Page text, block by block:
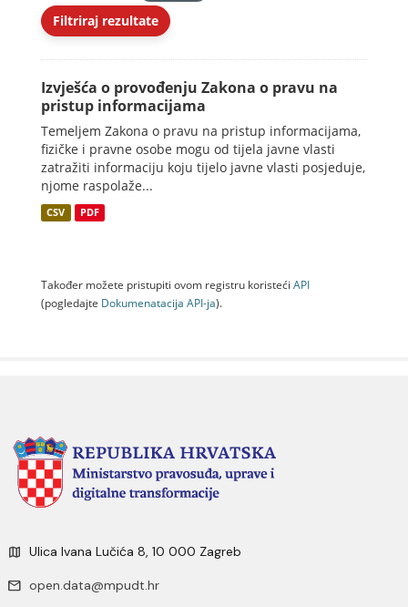
Filtriraj rezultate
Izvješća o provođenju Zakona o pravu na
pristup informacijama
Temeljem Zakona o pravu na pristup informacijama,
fizičke i pravne osobe mogu od tijela javne vlasti
zatražiti informaciju koju tijelo javne vlasti posjeduje,
njome raspolaže...
CSV PDF
Također možete pristupiti ovom registru koristeći API
(pogledajte Dokumenаtаcijа API-jа).